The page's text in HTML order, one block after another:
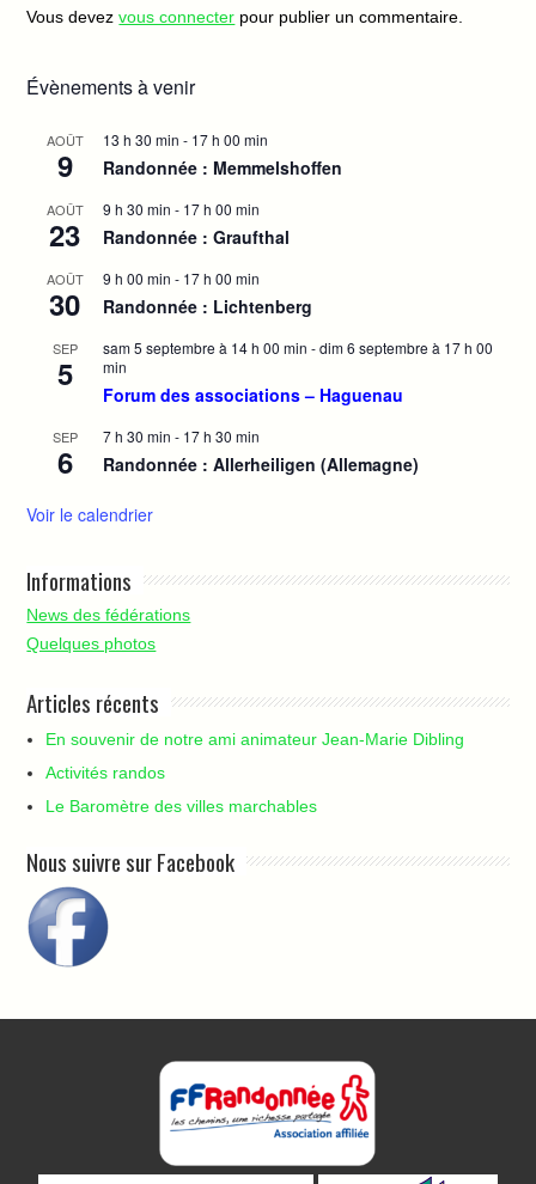
Vous devezvous connecter pour publier un commentaire.
Évènements à venir
AOÛT
9
13 h 30 min - 17 h 00 min
Randonnée : Memmelshoffen
AOÛT
23
9 h 30 min - 17 h 00 min
Randonnée : Graufthal
AOÛT
30
9 h 00 min - 17 h 00 min
Randonnée : Lichtenberg
SEP
5
sam 5 septembre à 14 h 00 min -dim 6 septembre à 17 h 00
min
Forum des associations – Haguenau
SEP
6
7 h 30 min - 17 h 30 min
Randonnée : Allerheiligen (Allemagne)
Voir le calendrier
Informations
News des fédérations
Quelques photos
Articles récents
En souvenir de notre ami animateur Jean-Marie Dibling
Activités randos
Le Baromètre des villes marchables
Nous suivre sur Facebook